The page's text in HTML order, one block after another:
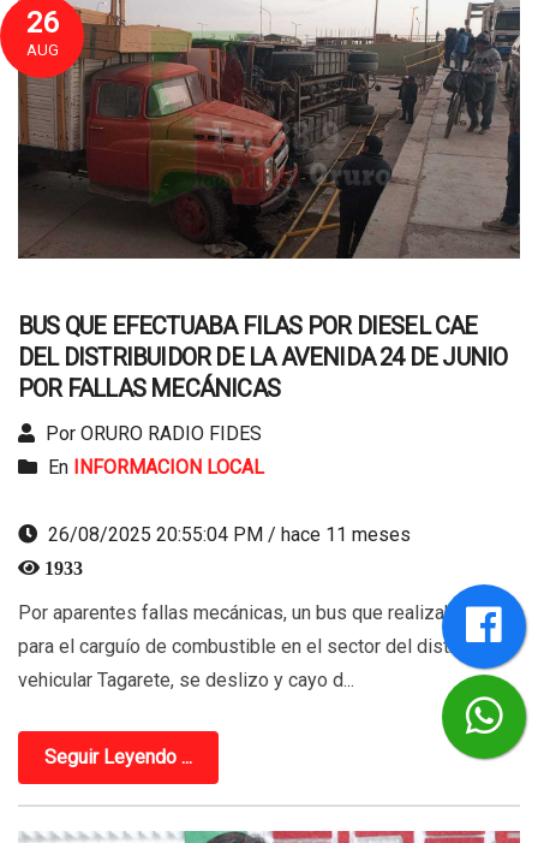
26
AUG
BUS QUE EFECTUABA FILAS POR DIESEL CAE
DEL DISTRIBUIDOR DE LA AVENIDA 24 DE JUNIO
POR FALLAS MECÁNICAS
Por ORURO RADIO FIDES
En INFORMACION LOCAL
26/08/2025 20:55:04 PM / hace 11 meses
1933
Por aparentes fallas mecánicas, un bus que realizaba fila
para el carguío de combustible en el sector del distribuidor
vehicular Tagarete, se deslizo y cayo d...
Seguir Leyendo ...